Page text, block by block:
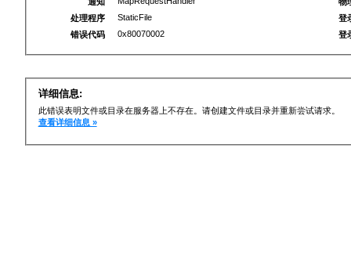
处理程序
StaticFile
错误代码
0x80070002
登
登
详细信息:
此错误表明文件或目录在服务器上不存在。请创建文件或目录并重新尝试请求。
查看详细信息 »